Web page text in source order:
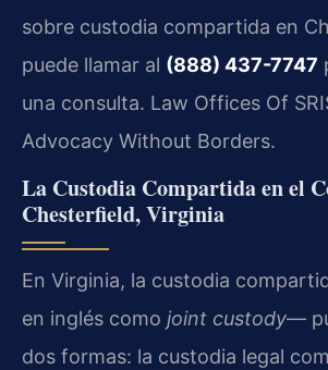
sobre custodia compartida en
puede llamar al (888) 437-7747
una consulta. Law Offices Of
Advocacy Without Borders.
La Custodia Compartida en el
Chesterfield, Virginia
En Virginia, la custodia
en inglés como joint custody—
dos formas: la custodia legal